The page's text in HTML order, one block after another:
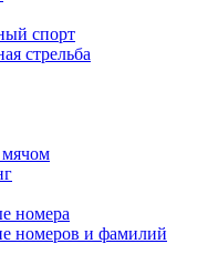
спорт
стрельба
мячом
номера
номеров и фамилий